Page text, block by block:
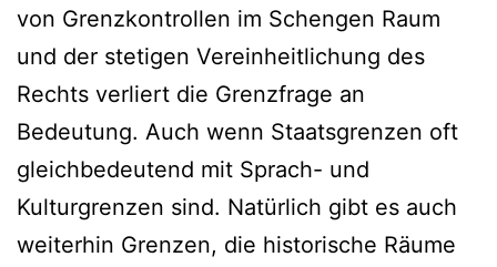
von Grenzkontrollen im Schengen Raum
und der stetigen Vereinheitlichung des
Rechts verliert die Grenzfrage an
Bedeutung. Auch wenn Staatsgrenzen oft
gleichbedeutend mit Sprach- und
Kulturgrenzen sind. Natürlich gibt es auch
weiterhin Grenzen, die historische Räume